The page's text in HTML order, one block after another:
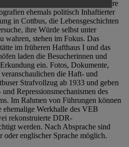
20. Jahrhunderts. Eine besondere
ehemals politisch Inhaftierter
in Cottbus, die Lebensgeschichten
ihre Würde selbst unter
wahren, stehen im Fokus. Das
im früheren Hafthaus I und das
laden die Besucherinnen und
ein. Fotos, Dokumente,
die Haft- und
Strafvollzug ab 1933 und geben
Repressionsmechanismen des
Im Rahmen von Führungen können
Werkhalle des VEB
rekonstruierte DDR-
werden. Nach Absprache sind
oder englischer Sprache möglich.